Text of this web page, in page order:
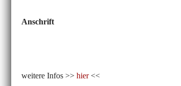
Anschrift
weitere Infos >> hier<<